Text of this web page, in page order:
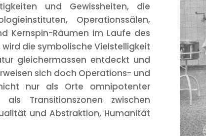
und Gewissheiten, die
Operationssälen,
Kernspin-Räumen im Laufe des
wird die symbolische Vielstelligkeit
gleichermassen entdeckt und
sich doch Operations- und
nur als Orte omnipotenter
als Transitionszonen zwischen
und Abstraktion, Humanität